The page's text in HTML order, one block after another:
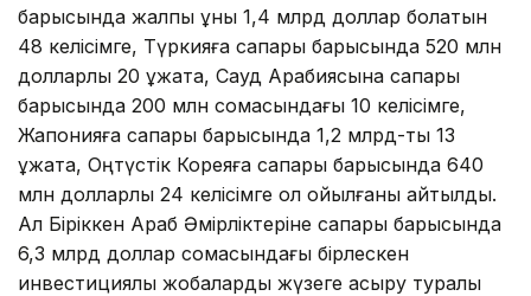
барысында жалпы құны 1,4 млрд доллар болатын
48 келісімге, Түркияға сапары барысында 520 млн
долларлық 20 құжатқа, Сауд Арабиясына сапары
барысында 200 млн сомасындағы 10 келісімге,
Жапонияға сапары барысында 1,2 млрд-тық 13
құжатқа, Оңтүстік Кореяға сапары барысында 640
млн долларлық 24 келісімге қол қойылғаны айтылды.
Ал Біріккен Араб Әмірліктеріне сапары барысында
6,3 млрд доллар сомасындағы бірлескен
инвестициялық жобаларды жүзеге асыру туралы